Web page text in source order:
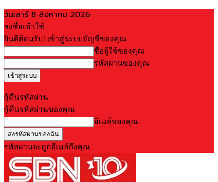
วันเสาร์ 8 สิงหาคม 2026
ลงชื่อเข้าใช้
ยินดีต้อนรับ! เข้าสู่ระบบบัญชีของคุณ
ชื่อผู้ใช้ของคุณ
รหัสผ่านของคุณ
กู้คืนรหัสผ่าน
กู้คืนรหัสผ่านของคุณ
อีเมล์ของคุณ
รหัสผ่านจะถูกอีเมล์ถึงคุณ